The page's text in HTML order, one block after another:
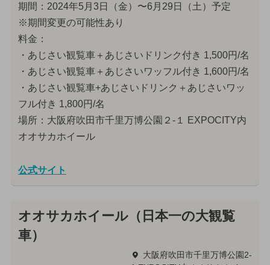
期間：2024年5月3日（金）〜6月29日（土）予定
※期間変更の可能性あり
料金：
・あじさい観覧車＋あじさいドリンク付き 1,500円/名
・あじさい観覧車＋あじさいワッフル付き 1,600円/名
・あじさい観覧車+あじさいドリンク＋あじさいワッ
フル付き 1,800円/名
場所：大阪府吹田市千里万博公園２-１ EXPOCITY内
オオサカホイール
公式サイト
オオサカホイール（日本一の大観覧
車）
大阪府吹田市千里万博公園2-